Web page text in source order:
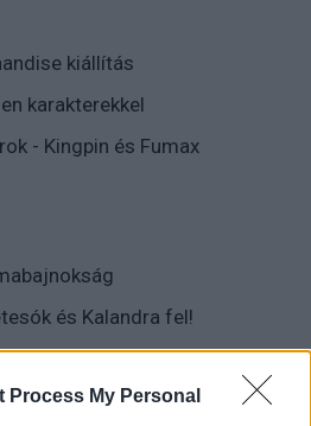
Process My Personal
kiállítás
karakterekkel
- Kingpin és Fumax
és Kalandra fel!